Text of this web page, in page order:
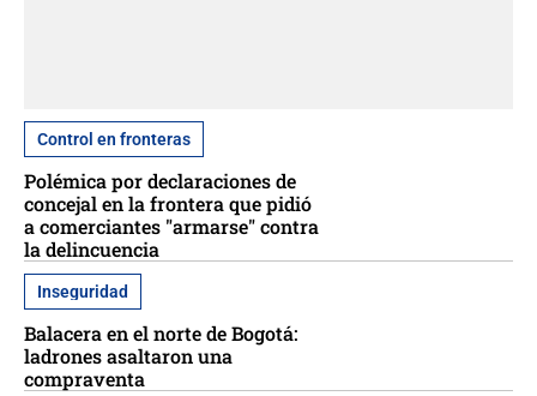
Control en fronteras
Polémica por declaraciones de
concejal en la frontera que pidió
a comerciantes "armarse" contra
la delincuencia
Inseguridad
Balacera en el norte de Bogotá:
ladrones asaltaron una
compraventa